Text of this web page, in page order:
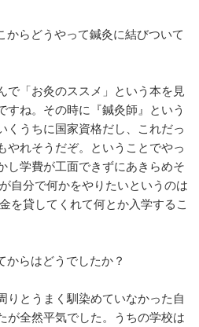
からどうやって鍼灸に結びついて
で「お灸のススメ」という本を見
すね。その時に『鍼灸師』という
くうちに国家資格だし、これだっ
やれそうだぞ。ということでやっ
し学費が工面できずにあきらめそ
自分で何かをやりたいというのは
を貸してくれて何とか入学するこ
からはどうでしたか？
りとうまく馴染めていなかった自
が全然平気でした。うちの学校は